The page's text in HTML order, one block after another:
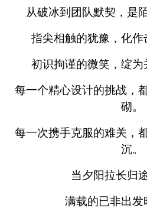
从破冰到团队默契，是
指尖相触的犹豫，化作
初识拘谨的微笑，绽为
每一个精心设计的挑战，
砌。
每一次携手克服的难关，
沉。
当夕阳拉长归
满载的已非出发